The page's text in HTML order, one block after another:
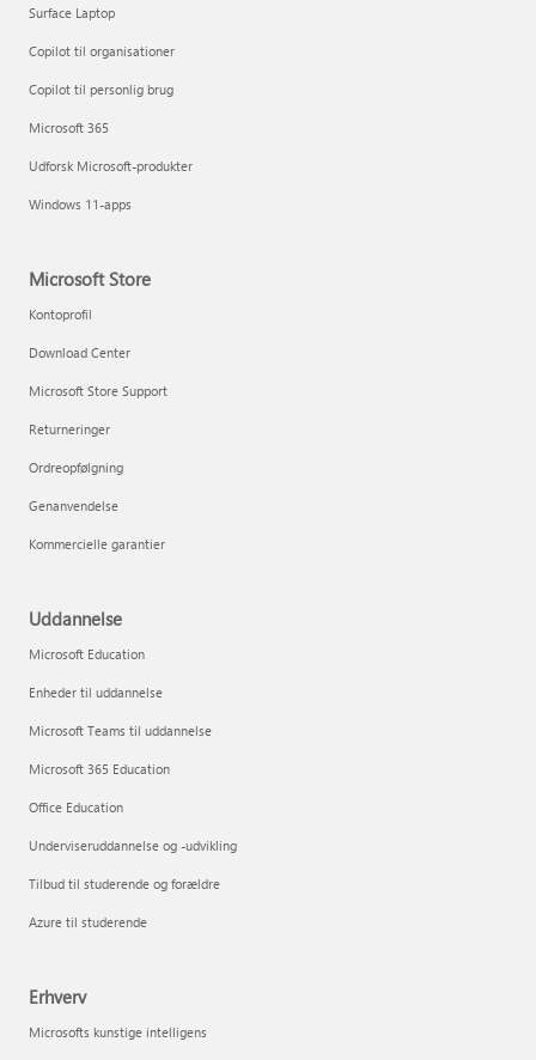
Surface Laptop
Copilot til organisationer
Copilot til personlig brug
Microsoft 365
Udforsk Microsoft-produkter
Windows 11-apps
Microsoft Store
Kontoprofil
Download Center
Microsoft Store Support
Returneringer
Ordreopfølgning
Genanvendelse
Kommercielle garantier
Uddannelse
Microsoft Education
Enheder til uddannelse
Microsoft Teams til uddannelse
Microsoft 365 Education
Office Education
Underviseruddannelse og -udvikling
Tilbud til studerende og forældre
Azure til studerende
Erhverv
Microsofts kunstige intelligens